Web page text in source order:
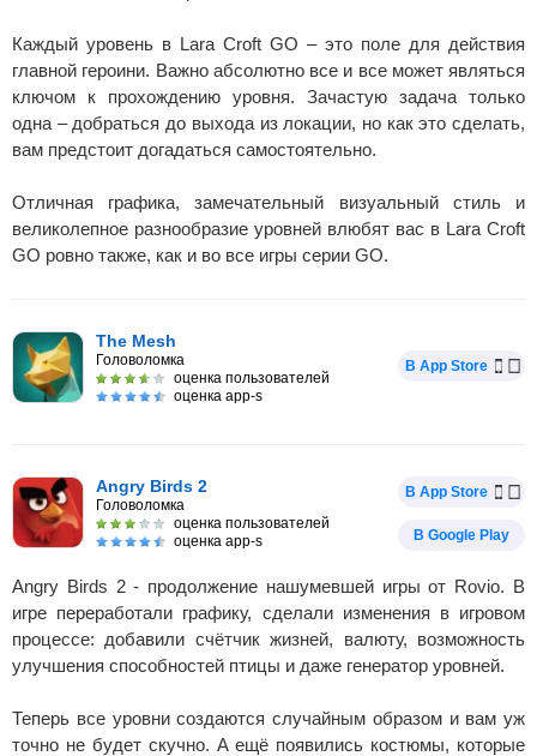
Каждый уровень в Lara Croft GO – это поле для действия
главной героини. Важно абсолютно все и все может являться
ключом к прохождению уровня. Зачастую задача только
одна – добраться до выхода из локации, но как это сделать,
вам предстоит догадаться самостоятельно.
Отличная графика, замечательный визуальный стиль и
великолепное разнообразие уровней влюбят вас в Lara Croft
GO ровно также, как и во все игры серии GO.
The Mesh
Головоломка
оценка пользователей
оценка app-s
В App Store
Angry Birds 2
Головоломка
оценка пользователей
оценка app-s
В App Store
В Google Play
Angry Birds 2 - продолжение нашумевшей игры от Rovio. В
игре переработали графику, сделали изменения в игровом
процессе: добавили счётчик жизней, валюту, возможность
улучшения способностей птицы и даже генератор уровней.
Теперь все уровни создаются случайным образом и вам уж
точно не будет скучно. А ещё появились костюмы, которые